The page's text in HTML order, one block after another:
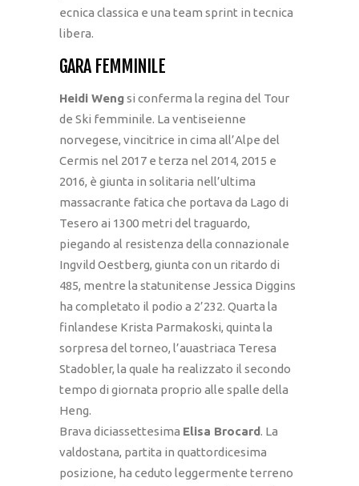
ecnica classica e una team sprint in tecnica
libera.
GARA FEMMINILE
Heidi Wengsi conferma la regina del Tour
de Ski femminile. La ventiseienne
norvegese, vincitrice in cima all’Alpe del
Cermis nel 2017 e terza nel 2014, 2015 e
2016, è giunta in solitaria nell’ultima
massacrante fatica che portava da Lago di
Tesero ai 1300 metri del traguardo,
piegando al resistenza della connazionale
Ingvild Oestberg, giunta con un ritardo di
485, mentre la statunitense Jessica Diggins
ha completato il podio a 2’232. Quarta la
finlandese Krista Parmakoski, quinta la
sorpresa del torneo, l’auastriaca Teresa
Stadobler, la quale ha realizzato il secondo
tempo di giornata proprio alle spalle della
Heng.
Brava diciassettesima Elisa Brocard. La
valdostana, partita in quattordicesima
posizione, ha ceduto leggermente terreno